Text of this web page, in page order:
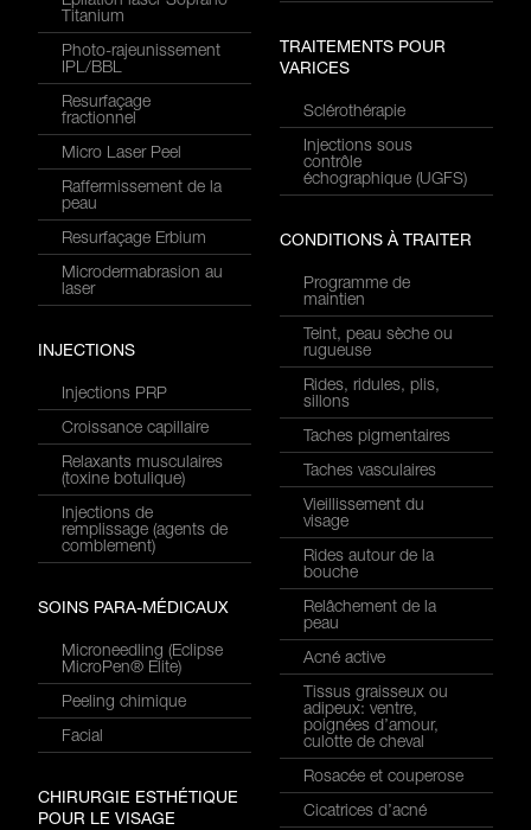
Titanium
Photo-rajeunissement
IPL/BBL
Resurfaçage
fractionnel
Micro Laser Peel
Raffermissement de la
peau
Resurfaçage Erbium
Microdermabrasion au
laser
INJECTIONS
Injections PRP
Croissance capillaire
Relaxants musculaires
(toxine botulique)
Injections de
remplissage (agents de
comblement)
SOINS PARA-MÉDICAUX
Microneedling (Eclipse
MicroPen® Elite)
Peeling chimique
Facial
CHIRURGIE ESTHÉTIQUE
POUR LE VISAGE
TRAITEMENTS POUR
VARICES
Sclérothérapie
Injections sous
contrôle
échographique (UGFS)
CONDITIONS À TRAITER
Programme de
maintien
Teint, peau sèche ou
rugueuse
Rides, ridules, plis,
sillons
Taches pigmentaires
Taches vasculaires
Vieillissement du
visage
Rides autour de la
bouche
Relâchement de la
peau
Acné active
Tissus graisseux ou
adipeux: ventre,
poignées d’amour,
culotte de cheval
Rosacée et couperose
Cicatrices d’acné